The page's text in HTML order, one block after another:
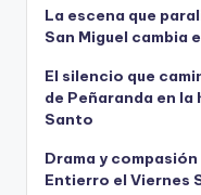
La escena que
San Miguel cambia
El silencio que
de Peñaranda en la
Santo
Drama y
Entierro el Viernes